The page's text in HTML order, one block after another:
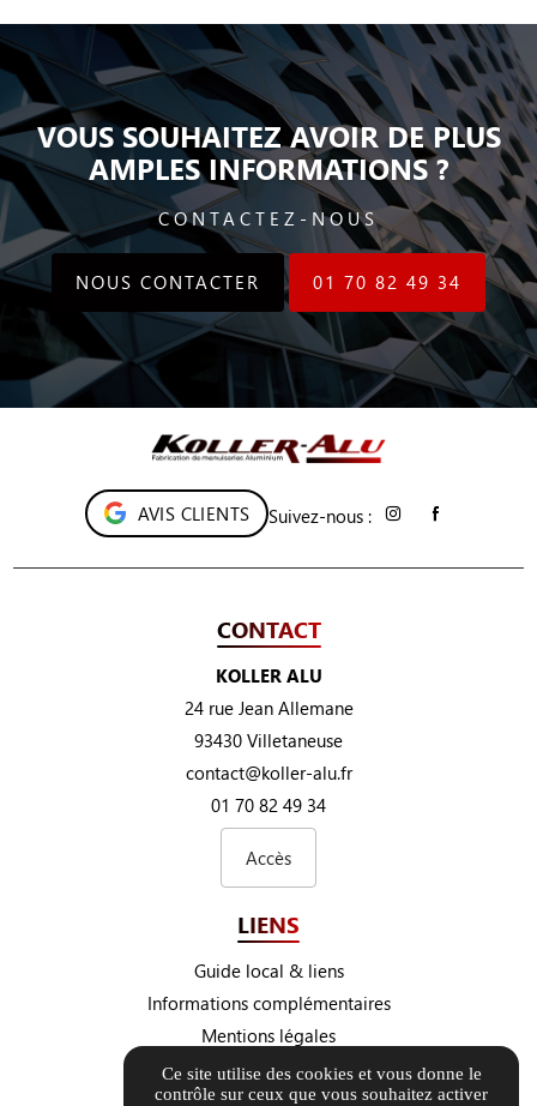
VOUS SOUHAITEZ AVOIR DE PLUS
AMPLES INFORMATIONS ?
CONTACTEZ-NOUS
NOUS CONTACTER 01 70 82 49 34
AVIS CLIENTS Suivez-nous :
CONTACT
KOLLER ALU
24 rue Jean Allemane
93430 Villetaneuse
contact@koller-alu.fr
01 70 82 49 34
Accès
LIENS
Guide local & liens
Informations complémentaires
Mentions légales
Politique de confidentialité
Gestion des cookies
Ce site utilise des cookies et vous donne le
contrôle sur ceux que vous souhaitez activer